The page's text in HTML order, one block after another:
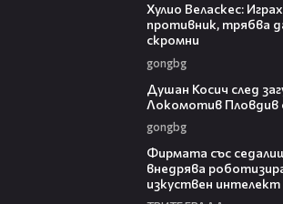
Хулио Веласкес:
противник, трябва
скромни
gongbg
Душан Косич след
Локомотив Пловдив
gongbg
Фирмата със
внедрява
изкуствен интелект